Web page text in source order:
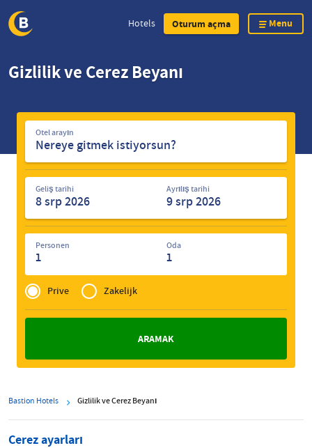
Hotels Oturum açma Menu
Gizlilik ve Çerez Beyanı
Otel
arayın
Otel arayın
Geliş tarihi Ayrılış tarihi
Personen
1
Oda
1
Privé
of
Zakelijk
Prive Zakelijk
Bastion Hotels Gizlilik ve Çerez Beyanı
Çerez ayarları